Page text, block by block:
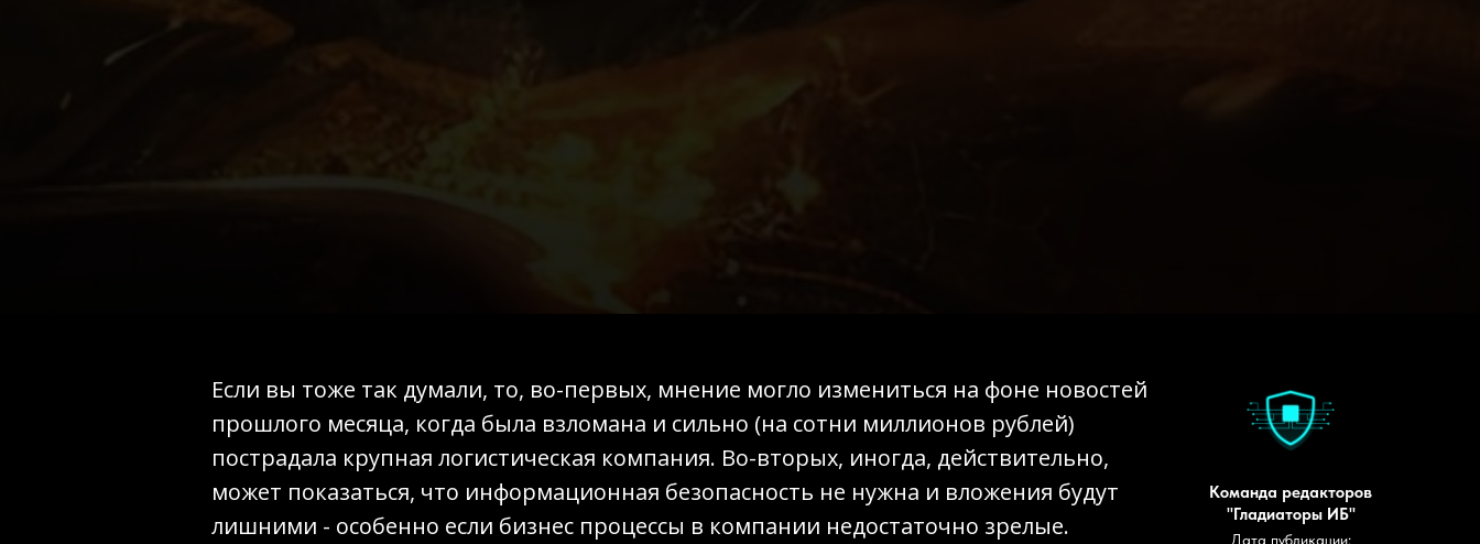
Если вы тоже так думали, то, во-первых, мнение могло измениться на фоне новостей
прошлого месяца, когда была взломана и сильно (на сотни миллионов рублей)
пострадала крупная логистическая компания. Во-вторых, иногда, действительно,
может показаться, что информационная безопасность не нужна и вложения будут
лишними - особенно если бизнес процессы в компании недостаточно зрелые.
Команда редакторов
"Гладиаторы ИБ"
Дата публикации: